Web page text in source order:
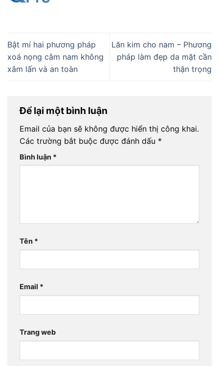
Bật mí hai phương pháp
xoá nọng cằm nam không
xâm lấn và an toàn
Lăn kim cho nam – Phương
pháp làm đẹp da mặt cần
thận trọng
Để lại một bình luận
Email của bạn sẽ không được hiển thị công khai.
Các trường bắt buộc được đánh dấu *
Bình luận *
Tên *
Email *
Trang web